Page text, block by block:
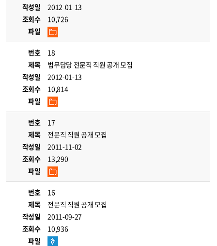
작성일
2012-01-13
조회수
10,726
파일
번호
18
제목
법무담당 전문직 직원 공개 모집
작성일
2012-01-13
조회수
10,814
파일
번호
17
제목
전문직 직원 공개 모집
작성일
2011-11-02
조회수
13,290
파일
번호
16
제목
전문직 직원 공개 모집
작성일
2011-09-27
조회수
10,936
파일